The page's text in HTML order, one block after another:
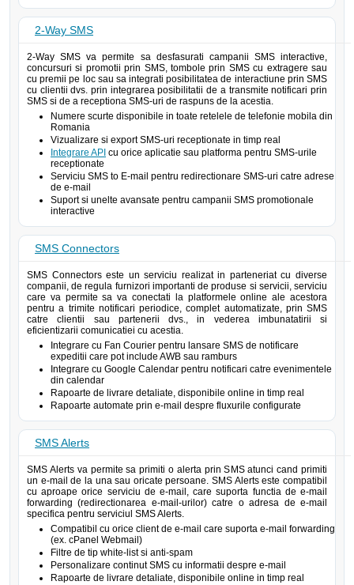
2-Way SMS
2-Way SMS va permite sa desfasurati campanii SMS interactive,
concursuri si promotii prin SMS, tombole prin SMS cu extragere sau
cu premii pe loc sau sa integrati posibilitatea de interactiune prin SMS
cu clientii dvs. prin integrarea posibilitatii de a transmite notificari prin
SMS si de a receptiona SMS-uri de raspuns de la acestia.
Numere scurte disponibile in toate retelele de telefonie mobila din
Romania
Vizualizare si export SMS-uri receptionate in timp real
Integrare API cu orice aplicatie sau platforma pentru SMS-urile
receptionate
Serviciu SMS to E-mail pentru redirectionare SMS-uri catre adrese
de e-mail
Suport si unelte avansate pentru campanii SMS promotionale
interactive
SMS Connectors
SMS Connectors este un serviciu realizat in parteneriat cu diverse
companii, de regula furnizori importanti de produse si servicii, serviciu
care va permite sa va conectati la platformele online ale acestora
pentru a trimite notificari periodice, complet automatizate, prin SMS
catre clientii sau partenerii dvs., in vederea imbunatatirii si
eficientizarii comunicatiei cu acestia.
Integrare cu Fan Courier pentru lansare SMS de notificare
expeditii care pot include AWB sau ramburs
Integrare cu Google Calendar pentru notificari catre evenimentele
din calendar
Rapoarte de livrare detaliate, disponibile online in timp real
Rapoarte automate prin e-mail despre fluxurile configurate
SMS Alerts
SMS Alerts va permite sa primiti o alerta prin SMS atunci cand primiti
un e-mail de la una sau oricate persoane. SMS Alerts este compatibil
cu aproape orice serviciu de e-mail, care suporta functia de e-mail
forwarding (redirectionarea e-mail-urilor) catre o adresa de e-mail
specifica pentru serviciul SMS Alerts.
Compatibil cu orice client de e-mail care suporta e-mail forwarding
(ex. cPanel Webmail)
Filtre de tip white-list si anti-spam
Personalizare continut SMS cu informatii despre e-mail
Rapoarte de livrare detaliate, disponibile online in timp real